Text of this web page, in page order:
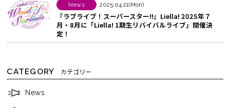
News 2025.04.21(Mon)
『ラブライブ！スーパースター!!』Liella! 2025年７
月・8月に「Liella! 1期生リバイバルライブ」開催決
定！
CATEGORY カテゴリー
News